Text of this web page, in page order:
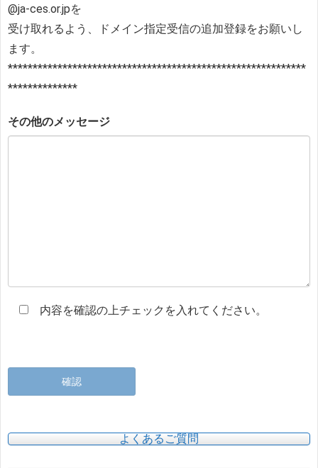
@ja-ces.or.jpを
受け取れるよう、ドメイン指定受信の追加登録をお願いし
ます。
************************************************************
**************
その他のメッセージ
内容を確認の上チェックを入れてください。
よくあるご質問